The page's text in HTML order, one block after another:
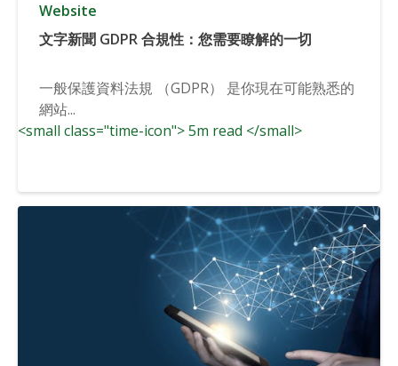
Website
文字新聞 GDPR 合規性：您需要瞭解的一切
一般保護資料法規 （GDPR） 是你現在可能熟悉的
網站...
<small class="time-icon"> 5m read </small>